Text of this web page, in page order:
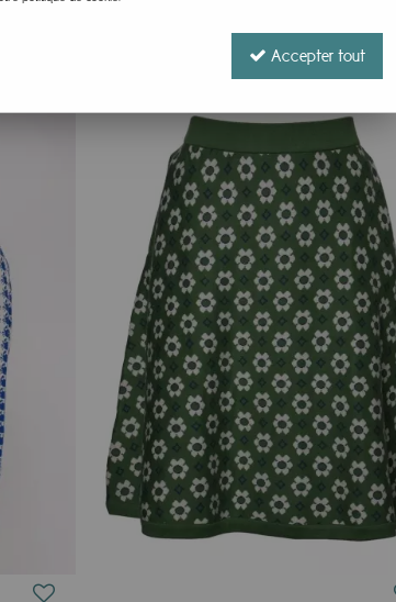
ses employés. Elle est agréée SEDEX (voir
:
afin de conduire à des achats
le plus informés possibles,
quantitatives et qualitatives...
-
Accepter tout